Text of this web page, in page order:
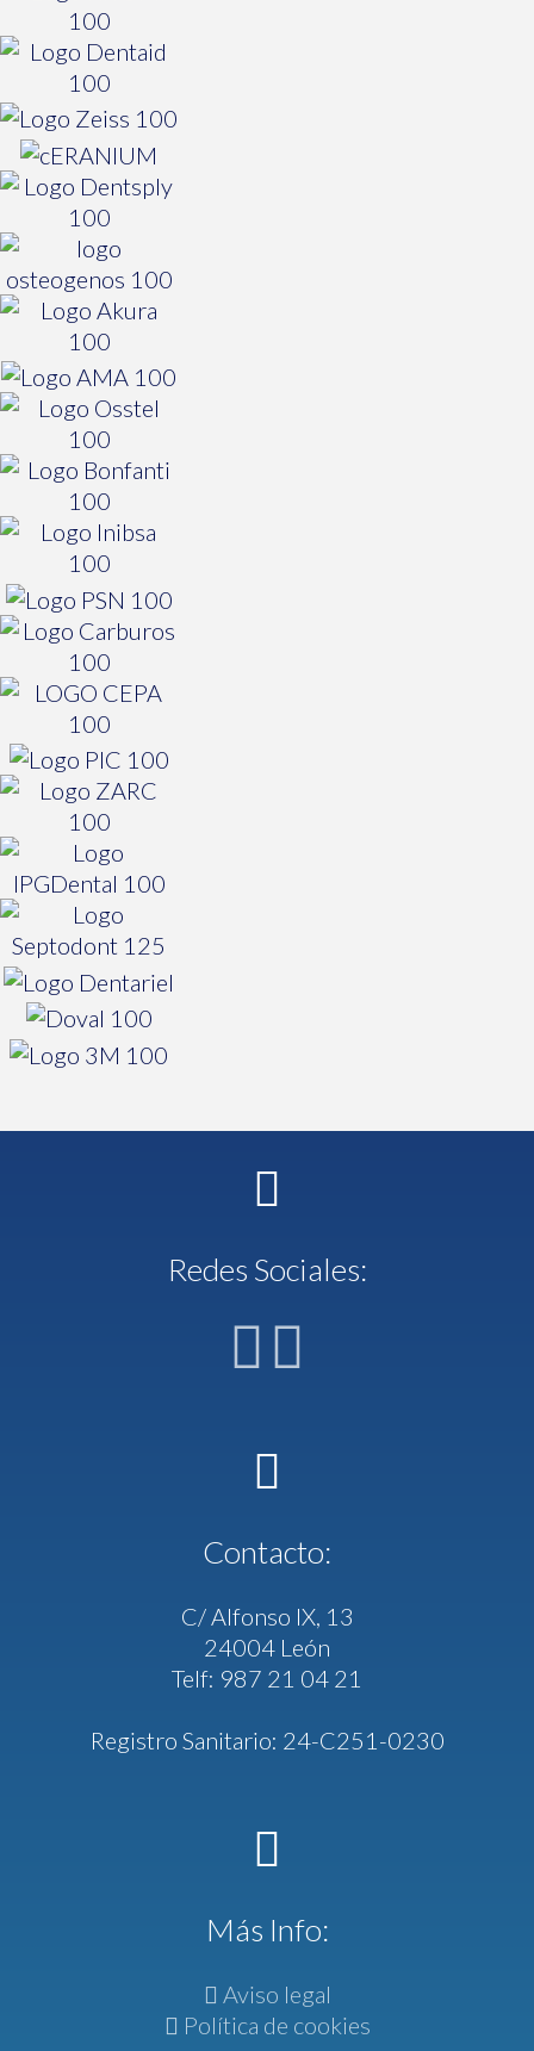
Redes Sociales:
Contacto:
C/ Alfonso IX, 13
24004 León
Telf: 987 21 04 21
Registro Sanitario: 24-C251-0230
Más Info:
Aviso legal
Política de cookies